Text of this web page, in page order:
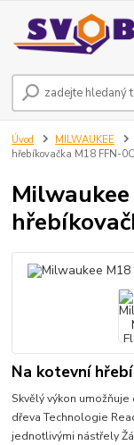
Úvod MILWAUKEE
hřebíkovačka M18 FFN-0C
Na kotevní
Skvělý výkon
dřeva Technologie
jednotlivými nástřely